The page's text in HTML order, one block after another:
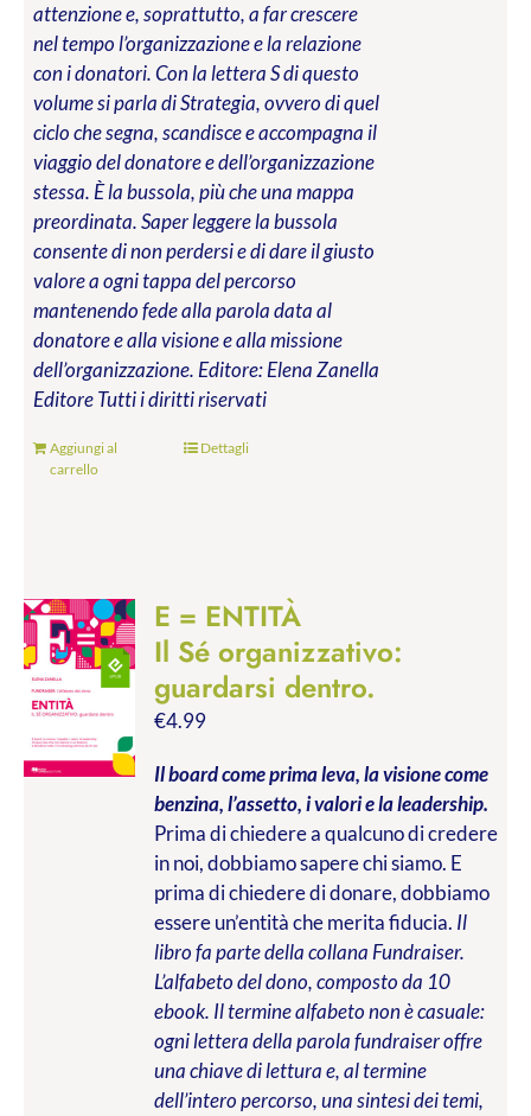
attenzione e, soprattutto, a far crescere
nel tempo l’organizzazione e la relazione
con i donatori. Con la lettera S di questo
volume si parla di Strategia, ovvero di quel
ciclo che segna, scandisce e accompagna il
viaggio del donatore e dell’organizzazione
stessa. È la bussola, più che una mappa
preordinata. Saper leggere la bussola
consente di non perdersi e di dare il giusto
valore a ogni tappa del percorso
mantenendo fede alla parola data al
donatore e alla visione e alla missione
dell’organizzazione. Editore: Elena Zanella
EditoreTutti i diritti riservati
Aggiungi al
carrello
Dettagli
E = ENTITÀ
Il Sé organizzativo:
guardarsi dentro.
€4.99
Il board come prima leva, la visione come
benzina, l’assetto, i valori e la leadership.
Prima di chiedere a qualcuno di credere
in noi, dobbiamo sapere chi siamo. E
prima di chiedere di donare, dobbiamo
essere un’entità che merita fiducia. Il
libro fa parte della collana Fundraiser.
L’alfabeto del dono, composto da 10
ebook. Il termine alfabeto non è casuale:
ogni lettera della parola fundraiser offre
una chiave di lettura e, al termine
dell’intero percorso, una sintesi dei temi,